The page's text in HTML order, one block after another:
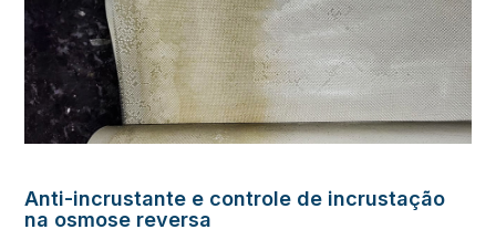
Anti-incrustante e controle de incrustação
na osmose reversa